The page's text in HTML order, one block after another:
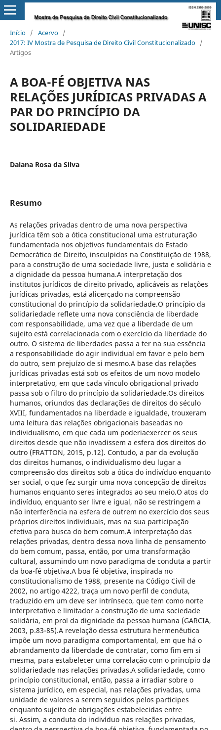
Início / Acervo /
2017: IV Mostra de Pesquisa de Direito Civil Constitucionalizado /
Artigos
A BOA-FÉ OBJETIVA NAS
RELAÇÕES JURÍDICAS PRIVADAS A
PAR DO PRINCÍPIO DA
SOLIDARIEDADE
Daiana Rosa da Silva
Resumo
As relações privadas dentro de uma nova perspectiva
jurídica têm sob a ótica constitucional uma estruturação
fundamentada nos objetivos fundamentais do Estado
Democrático de Direito, insculpidos na Constituição de 1988,
para a construção de uma sociedade livre, justa e solidária e
a dignidade da pessoa humana.A interpretação dos
institutos jurídicos de direito privado, aplicáveis as relações
jurídicas privadas, está alicerçado na compreensão
constitucional do princípio da solidariedade.O princípio da
solidariedade reflete uma nova consciência de liberdade
com responsabilidade, uma vez que a liberdade de um
sujeito está correlacionada com o exercício da liberdade do
outro. O sistema de liberdades passa a ter na sua essência
a responsabilidade do agir individual em favor e pelo bem
do outro, sem prejuízo de si mesmo.A base das relações
jurídicas privadas está sob os efeitos de um novo modelo
interpretativo, em que cada vínculo obrigacional privado
passa sob o filtro do princípio da solidariedade.Os direitos
humanos, oriundos das declarações de direitos do século
XVIII, fundamentados na liberdade e igualdade, trouxeram
uma leitura das relações obrigacionais baseadas no
individualismo, em que cada um poderiaexercer os seus
direitos desde que não invadissem a esfera dos direitos do
outro (FRATTON, 2015, p.12). Contudo, a par da evolução
dos direitos humanos, o individualismo deu lugar a
compreensão dos direitos sob a ótica do indivíduo enquanto
ser social, o que fez surgir uma nova concepção de direitos
humanos enquanto seres integrados ao seu meio.O atos do
indivíduo, enquanto ser livre e igual, não se restringem a
não interferência na esfera de outrem no exercício dos seus
próprios direitos individuais, mas na sua participação
efetiva para busca do bem comum.A interpretação das
relações privadas, dentro dessa nova linha de pensamento
do bem comum, passa, então, por uma transformação
cultural, assumindo um novo paradigma de conduta a partir
da boa-fé objetiva.A boa fé objetiva, inspirada no
constitucionalismo de 1988, presente na Código Civil de
2002, no artigo 4222, traça um novo perfil de conduta,
traduzido em um deve ser intrínseco, que tem como norte
interpretativo e limitador a construção de uma sociedade
solidária, em prol da dignidade da pessoa humana (GARCIA,
2003, p.83-85).A revelação dessa estrutura hermenêutica
impõe um novo paradigma comportamental, em que há o
abrandamento da liberdade de contratar, como fim em si
mesma, para estabelecer uma correlação com o princípio da
solidariedade nas relações privadas.A solidariedade, como
princípio constitucional, então, passa a irradiar sobre o
sistema jurídico, em especial, nas relações privadas, uma
unidade de valores a serem seguidos pelos participes
enquanto sujeito de obrigações estabelecidas entre
si. Assim, a conduta do indivíduo nas relações privadas,